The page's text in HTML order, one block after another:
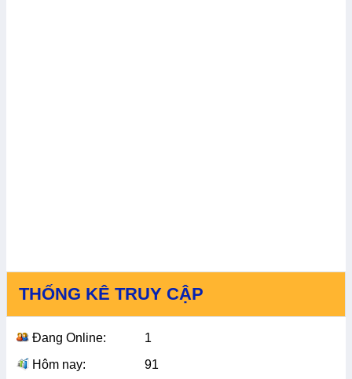
THỐNG KÊ TRUY CẬP
Đang Online:
1
Hôm nay:
91